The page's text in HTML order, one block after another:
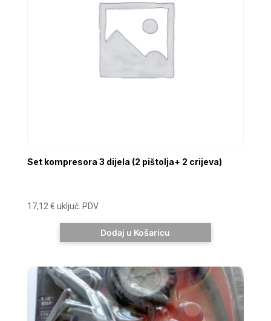
Set kompresora 3 dijela (2 pištolja+ 2 crijeva)
17,12 € uključ. PDV
Dodaj u Košaricu